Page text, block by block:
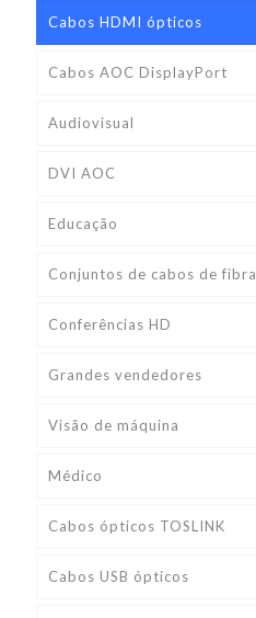
i
Cabos HDMI ópticos
Cabos AOC DisplayPort
Audiovisual
DVI AOC
Educação
Conjuntos de cabos de fibra
Conferências HD
Grandes vendedores
Visão de máquina
Médico
Cabos ópticos TOSLINK
Cabos USB ópticos